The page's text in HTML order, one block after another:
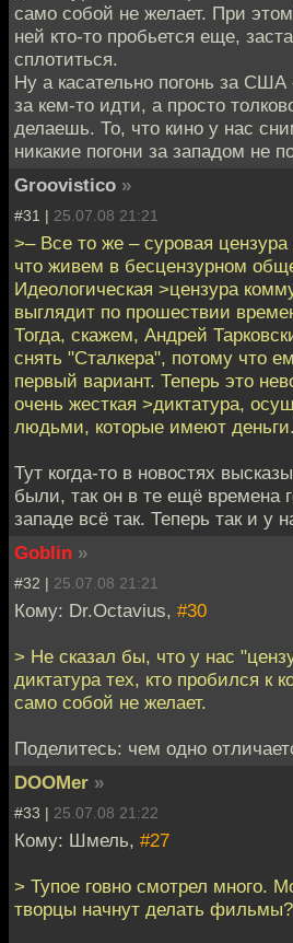
само собой не желает. При этом
ней кто-то пробьется еще,
сплотиться.
Ну а касательно погонь за
за кем-то идти, а просто
делаешь. То, что кино у нас
никакие погони за западом не
Groovistico »
#31 | 25.07.08 21:21
>– Все то же – суровая
что живем в бесцензурном
Идеологическая >цензура
выглядит по прошествии
Тогда, скажем, Андрей
снять "Сталкера", потому что
первый вариант. Теперь это
очень жесткая >диктатура,
людьми, которые имеют деньги.
Тут когда-то в новостях
были, так он в те ещё времена
западе всё так. Теперь так и у
Goblin »
#32 | 25.07.08 21:21
Кому: Dr.Octavius, #30
> Не сказал бы, что у нас
диктатура тех, кто пробился к
само собой не желает.
Поделитесь: чем одно
DOOMer »
#33 | 25.07.08 21:22
Кому: Шмель, #27
> Тупое говно смотрел много.
творцы начнут делать